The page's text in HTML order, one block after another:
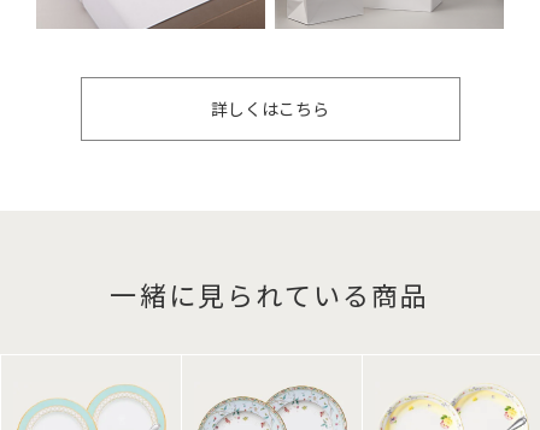
詳しくはこちら
一緒に見られている商品